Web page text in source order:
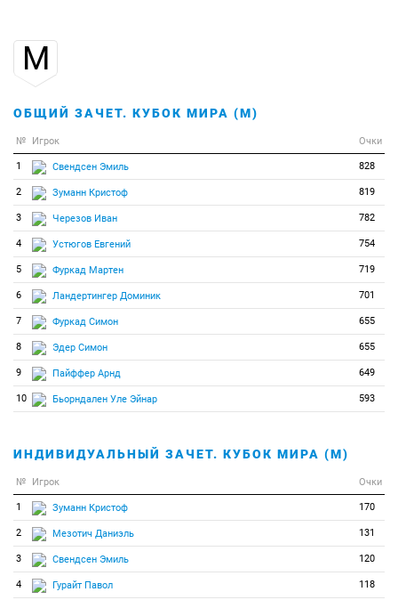
34
35 Бекар Сильви
38 Бергер Тора 3 3
39 Юрлова-Перхт Екатерина 2 2
40 Лехтла Кадри 1 1
М
ОБЩИЙ ЗАЧЕТ. КУБОК МИРА (М)
№ Игрок Очки
1 Свендсен Эмиль 828
2 Зуманн Кристоф 819
3 Черезов Иван 782
4 Устюгов Евгений 754
5 Фуркад Мартен 719
6 Ландертингер Доминик 701
7 Фуркад Симон 655
8 Эдер Симон 655
9 Пайффер Арнд 649
10 Бьорндален Уле Эйнар 593
ИНДИВИДУАЛЬНЫЙ ЗАЧЕТ. КУБОК МИРА (М)
№ Игрок Очки
1 Зуманн Кристоф 170
2 Мезотич Даниэль 131
3 Свендсен Эмиль 120
4 Гурайт Павол 118